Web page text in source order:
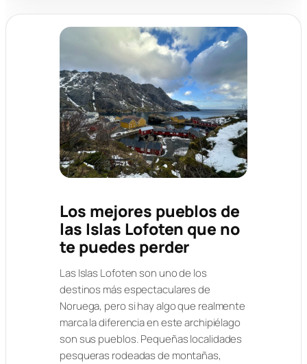
Los mejores pueblos de
las Islas Lofoten que no
te puedes perder
Las Islas Lofoten son uno de los
destinos más espectaculares de
Noruega, pero si hay algo que realmente
marca la diferencia en este archipiélago
son sus pueblos. Pequeñas localidades
pesqueras rodeadas de montañas,